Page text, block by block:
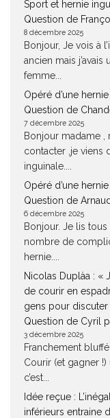
Sport et hernie
Question de
8 décembre 2025
Bonjour, Je vois à
ancien mais
femme...
Opéré d’une
Question de
7 décembre 2025
Bonjour madame ,
contacter ,je viens
inguinale....
Opéré d’une
Question de
6 décembre 2025
Bonjour. Je lis
nombre de
hernie....
Nicolas Duplàa : «
de courir en
gens pour discuter
Question de Cyril
3 décembre 2025
Franchement
Courir (et gagner
c’est...
Idée reçue :
inférieurs entraine